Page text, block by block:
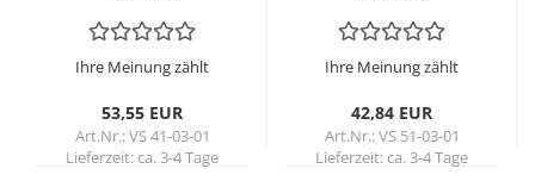
Ihre Meinung zählt
53,55 EUR
Art.Nr.: VS 41-03-01
Lieferzeit:ca. 3-4 Tage
Ihre Meinung zählt
42,84 EUR
Art.Nr.: VS 51-03-01
Lieferzeit:ca. 3-4 Tage